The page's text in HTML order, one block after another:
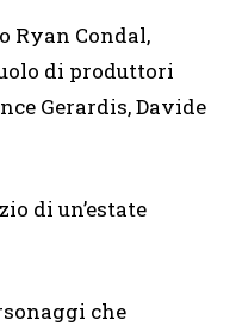
Ryan Condal,
di produttori
Gerardis, Davide
di un’estate
che